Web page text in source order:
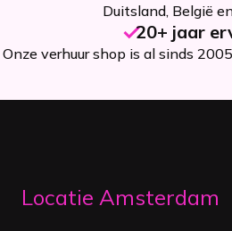
Duitsland, België
20+ jaar
Onze verhuur shop is al sinds
Locatie Amsterdam